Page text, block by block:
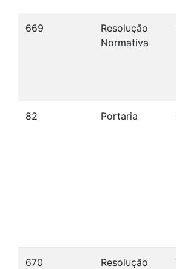
669
Resolução
Normativa
82 Portaria
670
Resolução